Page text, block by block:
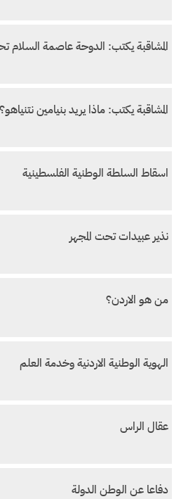
المشاقبة يكتب: الدوحة عاصمة السلام
المشاقبة يكتب: ماذا يريد بنيامين نتنياهو؟
اسقاط السلطة الوطنية الفلسطينية
نذير عبيدات تحت المجهر
من هو الاردن؟
الهوية الوطنية الاردنية وخدمة العلم
عقال الراس
دفاعا عن الوطن الدولة